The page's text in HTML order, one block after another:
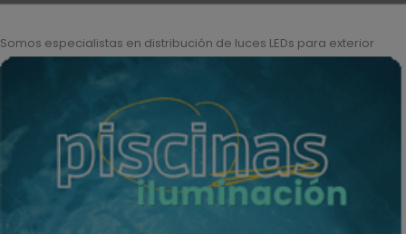
Somos especialistas en distribución de luces LEDs para exterior